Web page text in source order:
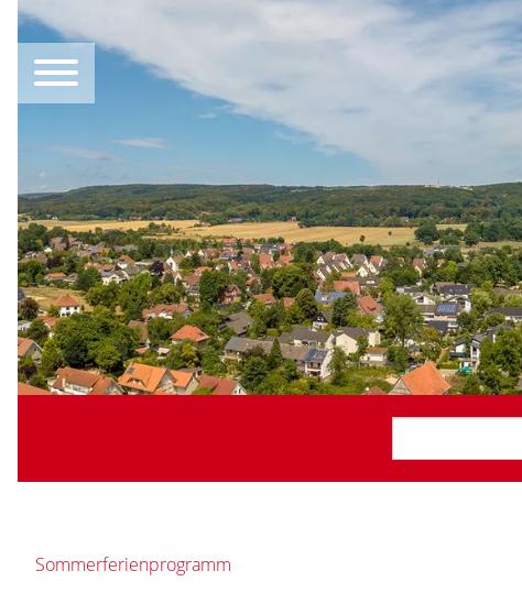
Sommerferienprogramm